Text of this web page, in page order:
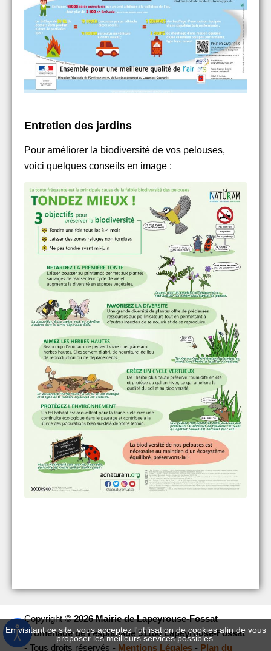
Entretien des jardins
Pour améliorer la biodiversité de vos pelouses,
voici quelques conseils en image :
Copyright ©2026 Mairie de Lapeyrouse-Fossat
Promenade de l’esplanade 31180 Lapeyrouse-Fossat
- Tous droits réservés - Mentions Légales - Plan du
En visitant ce site, vous acceptez l'utilisation de cookies afin de vous
proposer les meilleurs services possibles.